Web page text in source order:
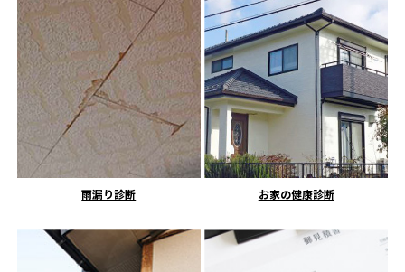
雨漏り診断 お家の健康診断